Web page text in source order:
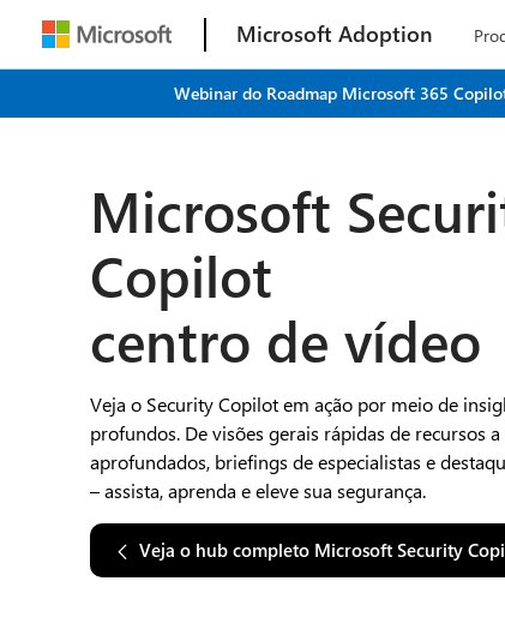
Microsoft Adoption
Webinar do Roadmap Microsoft 365
Microsoft
Copilot
centro de vídeo
Veja o Security Copilot em ação por meio de
profundos. De visões gerais rápidas de recursos a
aprofundados, briefings de especialistas e
– assista, aprenda e eleve sua segurança.
Veja o hub completo Microsoft Security